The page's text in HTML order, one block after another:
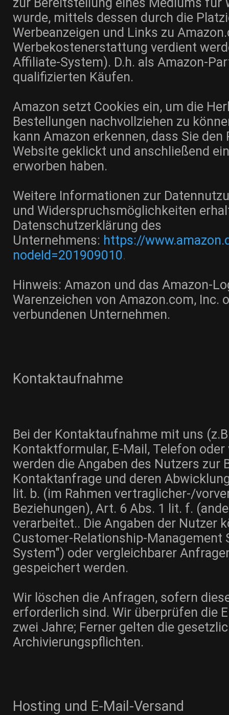
wurde, mittels dessen durch die
Werbeanzeigen und Links zu
Werbekostenerstattung verdient
Affiliate-System). D.h. als Amazon-
qualifizierten Käufen.
Amazon setzt Cookies ein, um die
Bestellungen nachvollziehen zu
kann Amazon erkennen, dass Sie
Website geklickt und anschließend
erworben haben.
Weitere Informationen zur
und Widerspruchsmöglichkeiten
Datenschutzerklärung des
Unternehmens: https://
nodeId=201909010.
Hinweis: Amazon und das Amazon-
Warenzeichen von Amazon.com, Inc.
verbundenen Unternehmen.
Kontaktaufnahme
Bei der Kontaktaufnahme mit uns
Kontaktformular, E-Mail, Telefon
werden die Angaben des Nutzers zur
Kontaktanfrage und deren
lit. b. (im Rahmen vertraglicher-/
Beziehungen), Art. 6 Abs. 1 lit. f.
verarbeitet.. Die Angaben der Nutzer
Customer-Relationship-Management
System") oder vergleichbarer
gespeichert werden.
Wir löschen die Anfragen, sofern
erforderlich sind. Wir überprüfen die
zwei Jahre; Ferner gelten die
Archivierungspflichten.
Hosting und E-Mail-Versand